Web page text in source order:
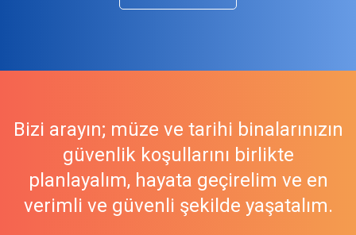
Bizi arayın; müze ve tarihi binalarınızın
güvenlik koşullarını birlikte
planlayalım, hayata geçirelim ve en
verimli ve güvenli şekilde yaşatalım.